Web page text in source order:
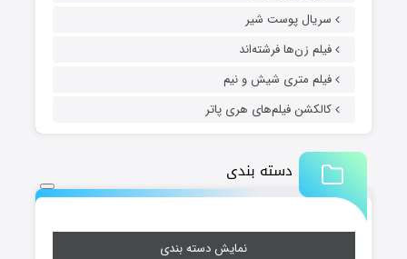
سریال پوست شیر
فیلم زن‌ها فرشته‌اند
فیلم متری شیش و نیم
کالکشن فیلم‌های هری پاتر
دسته بندی
نمایش دسته بندی